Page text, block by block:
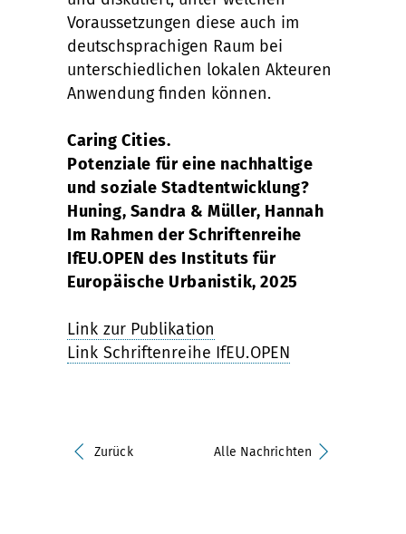
Voraussetzungen diese auch im
deutschsprachigen Raum bei
unterschiedlichen lokalen Akteuren
Anwendung finden können.
Caring Cities.
Potenziale für eine nachhaltige
und soziale Stadtentwicklung?
Huning, Sandra & Müller, Hannah
Im Rahmen der Schriftenreihe
IfEU.OPEN des Instituts für
Europäische Urbanistik, 2025
Link zur Publikation
Link Schriftenreihe IfEU.OPEN
Zurück Alle Nachrichten